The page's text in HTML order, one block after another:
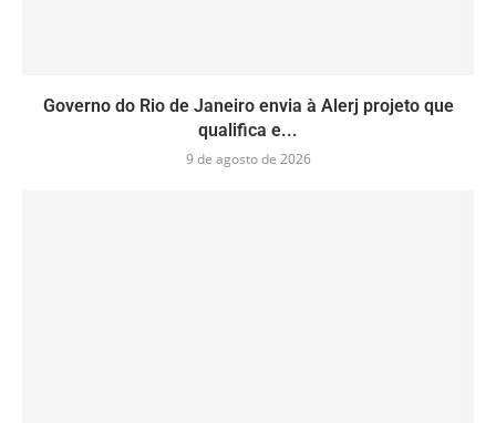
Governo do Rio de Janeiro envia à Alerj projeto que
qualifica e...
9 de agosto de 2026